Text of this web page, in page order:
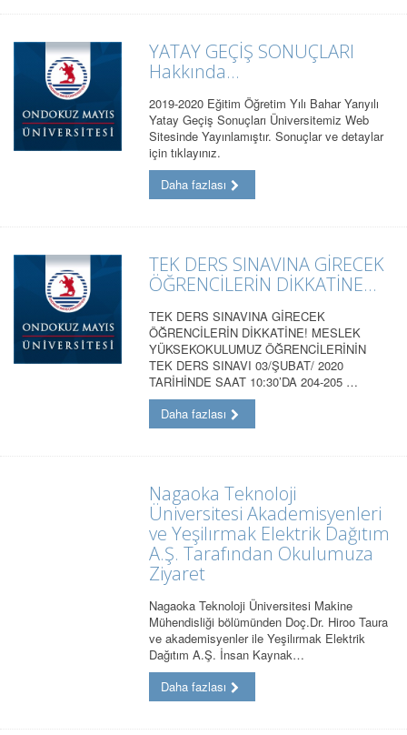
YATAY GEÇİŞ SONUÇLARI
Hakkında...
2019-2020 Eğitim Öğretim Yılı Bahar Yarıyılı
Yatay Geçiş Sonuçları Üniversitemiz Web
Sitesinde Yayınlamıştır. Sonuçlar ve detaylar
için tıklayınız.
Daha fazlası
TEK DERS SINAVINA GİRECEK
ÖĞRENCİLERİN DİKKATİNE...
TEK DERS SINAVINA GİRECEK
ÖĞRENCİLERİN DİKKATİNE! MESLEK
YÜKSEKOKULUMUZ ÖĞRENCİLERİNİN
TEK DERS SINAVI 03/ŞUBAT/ 2020
TARİHİNDE SAAT 10:30’DA 204-205 …
Daha fazlası
Nagaoka Teknoloji
Üniversitesi Akademisyenleri
ve Yeşilırmak Elektrik Dağıtım
A.Ş. Tarafından Okulumuza
Ziyaret
Nagaoka Teknoloji Üniversitesi Makine
Mühendisliği bölümünden Doç.Dr. Hiroo Taura
ve akademisyenler ile Yeşilırmak Elektrik
Dağıtım A.Ş. İnsan Kaynak…
Daha fazlası